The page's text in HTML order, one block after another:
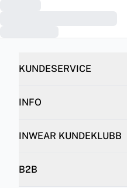
KUNDESERVICE
INFO
INWEAR KUNDEKLUBB
B2B